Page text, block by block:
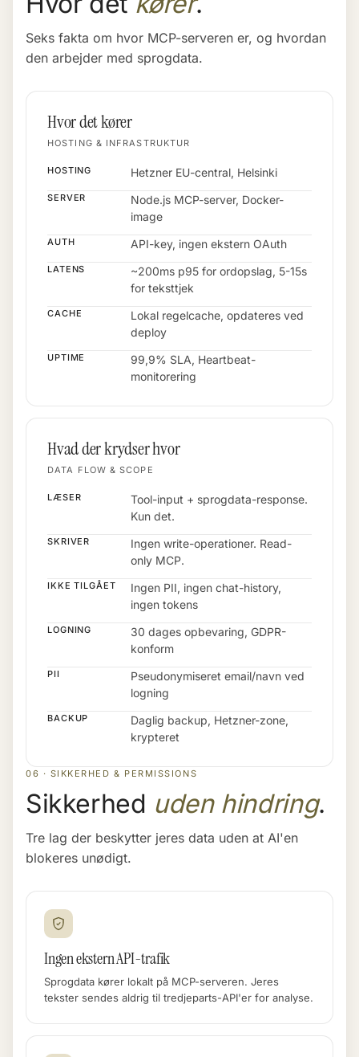
Seks fakta om hvor MCP-serveren er, og hvordan
den arbejder med sprogdata.
Hvor det kører
HOSTING & INFRASTRUKTUR
HOSTING Hetzner EU-central, Helsinki
SERVER
Node.js MCP-server, Docker-
image
AUTH API-key, ingen ekstern OAuth
LATENS
~200ms p95 for ordopslag, 5-15s
for teksttjek
CACHE
Lokal regelcache, opdateres ved
deploy
UPTIME
99,9% SLA, Heartbeat-
monitorering
Hvad der krydser hvor
DATA FLOW & SCOPE
LÆSER
Tool-input + sprogdata-response.
Kun det.
SKRIVER
Ingen write-operationer. Read-
only MCP.
IKKE TILGÅET
Ingen PII, ingen chat-history,
ingen tokens
LOGNING
30 dages opbevaring, GDPR-
konform
PII
Pseudonymiseret email/navn ved
logning
BACKUP
Daglig backup, Hetzner-zone,
krypteret
06 · SIKKERHED & PERMISSIONS
Sikkerhed uden hindring.
Tre lag der beskytter jeres data uden at AI'en
blokeres unødigt.
Ingen ekstern API-trafik
Sprogdata kører lokalt på MCP-serveren. Jeres
tekster sendes aldrig til tredjeparts-API'er for analyse.